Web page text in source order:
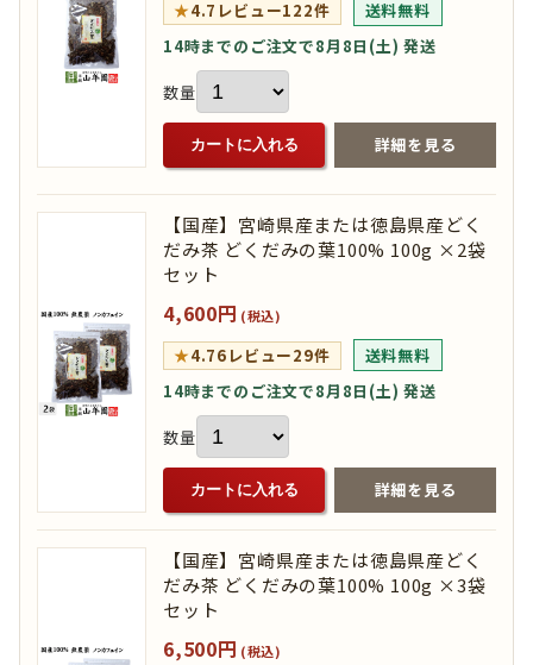
★4.7 レビュー122件
送料無料
14時までのご注文で8月8日(土) 発送
数量
カートに入れる 詳細を見る
【国産】宮崎県産または徳島県産どく
だみ茶 どくだみの葉100% 100g ×2袋
セット
4,600円 (税込)
★4.76 レビュー29件
送料無料
14時までのご注文で8月8日(土) 発送
数量
カートに入れる 詳細を見る
【国産】宮崎県産または徳島県産どく
だみ茶 どくだみの葉100% 100g ×3袋
セット
6,500円 (税込)